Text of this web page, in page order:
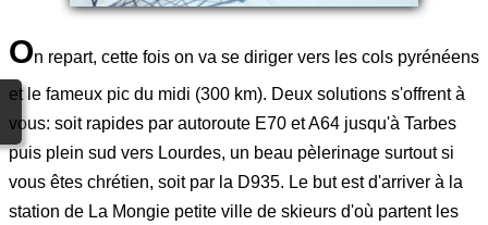
On repart, cette fois on va se diriger vers les cols pyrénéens
et le fameux pic du midi (300 km). Deux solutions s'offrent à
vous: soit rapides par autoroute E70 et A64 jusqu'à Tarbes
puis plein sud vers Lourdes, un beau pèlerinage surtout si
vous êtes chrétien, soit par la D935. Le but est d'arriver à la
station de La Mongie petite ville de skieurs d'où partent les